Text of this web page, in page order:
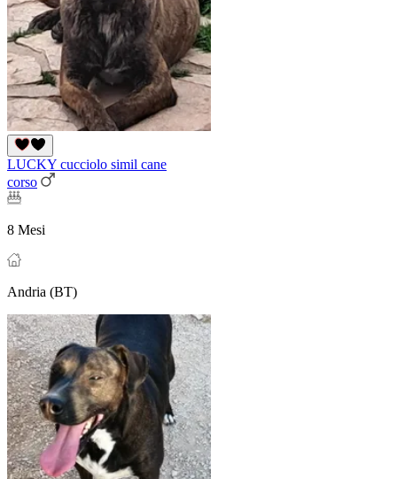
LUCKY cucciolo simil cane
corso
8 Mesi
Andria (BT)